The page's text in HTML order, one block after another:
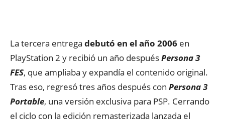
La tercera entrega debutó en el año 2006 en
PlayStation 2 y recibió un año despuésPersona 3
FES, que ampliaba y expandía el contenido original.
Tras eso, regresó tres años después con Persona 3
Portable, una versión exclusiva para PSP. Cerrando
el ciclo con la edición remasterizada lanzada el